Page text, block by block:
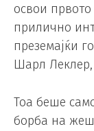
освои
прилично
преземајќи
Шарл Леклер,
Тоа беше
борба на